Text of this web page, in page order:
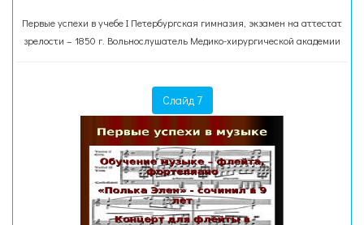
Первые успехи в учебе I Петербургская гимназия, экзамен на аттестат
зрелости – 1850 г. Вольнослушатель Медико-хирургической академии
Слайд 7